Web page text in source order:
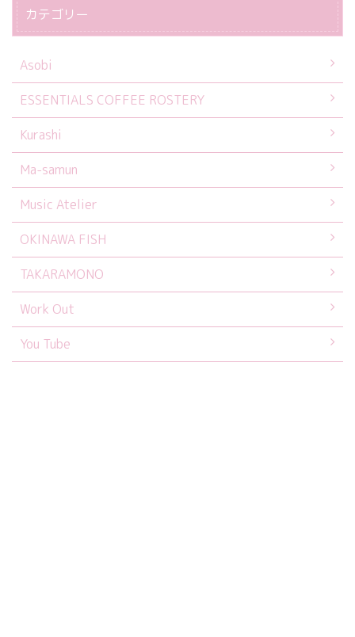
カテゴリー
Asobi
ESSENTIALS COFFEE ROSTERY
Kurashi
Ma-samun
Music Atelier
OKINAWA FISH
TAKARAMONO
Work Out
You Tube